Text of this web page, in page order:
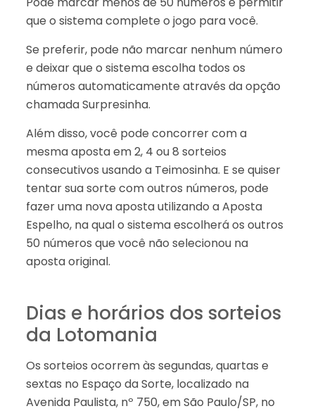
que o sistema complete o jogo para você.
Se preferir, pode não marcar nenhum número
e deixar que o sistema escolha todos os
números automaticamente através da opção
chamada Surpresinha.
Além disso, você pode concorrer com a
mesma aposta em 2, 4 ou 8 sorteios
consecutivos usando a Teimosinha. E se quiser
tentar sua sorte com outros números, pode
fazer uma nova aposta utilizando a Aposta
Espelho, na qual o sistema escolherá os outros
50 números que você não selecionou na
aposta original.
Dias e horários dos sorteios
da Lotomania
Os sorteios ocorrem às segundas, quartas e
sextas no Espaço da Sorte, localizado na
Avenida Paulista, nº 750, em São Paulo/SP, no